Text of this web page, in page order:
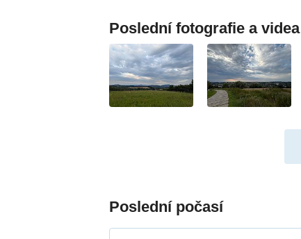
Poslední fotografie a videa
Poslední počasí